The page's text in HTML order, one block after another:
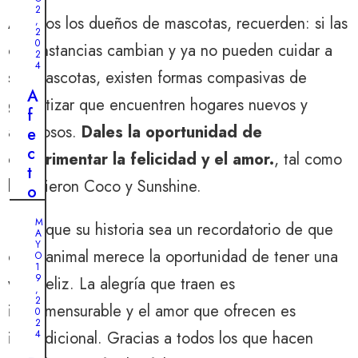
A todos los dueños de mascotas, recuerden: si las
circunstancias cambian y ya no pueden cuidar a
sus mascotas, existen formas compasivas de
garantizar que encuentren hogares nuevos y
amorosos. Dales la oportunidad de
experimentar la felicidad y el amor., tal como
lo hicieron Coco y Sunshine.
Deje que su historia sea un recordatorio de que
cada animal merece la oportunidad de tener una
vida feliz. La alegría que traen es
inconmensurable y el amor que ofrecen es
incondicional. Gracias a todos los que hacen
d
e
a
b
ú
s
q
u
d
d
e
ú
m
o
m
o
m
e
n
o
n
h
o
2
,
2
0
2
4
A
f
e
c
t
o
m
p
b
M
A
Y
O
1
9
,
2
0
2
4